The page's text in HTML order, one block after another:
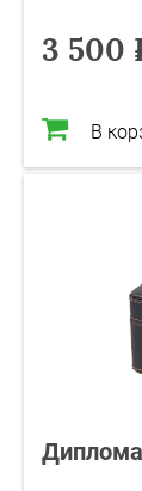
3 500
В